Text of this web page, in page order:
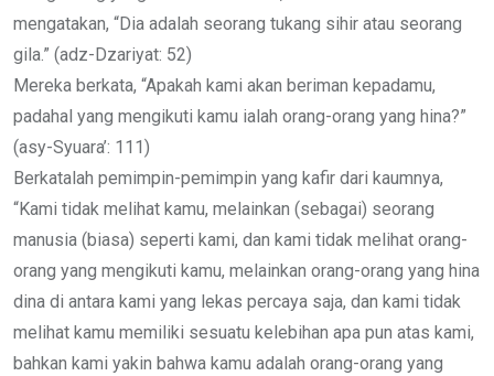
mengatakan, “Dia adalah seorang tukang sihir atau seorang
gila.” (adz-Dzariyat: 52)
Mereka berkata, “Apakah kami akan beriman kepadamu,
padahal yang mengikuti kamu ialah orang-orang yang hina?”
(asy-Syuara’: 111)
Berkatalah pemimpin-pemimpin yang kafir dari kaumnya,
“Kami tidak melihat kamu, melainkan (sebagai) seorang
manusia (biasa) seperti kami, dan kami tidak melihat orang-
orang yang mengikuti kamu, melainkan orang-orang yang hina
dina di antara kami yang lekas percaya saja, dan kami tidak
melihat kamu memiliki sesuatu kelebihan apa pun atas kami,
bahkan kami yakin bahwa kamu adalah orang-orang yang